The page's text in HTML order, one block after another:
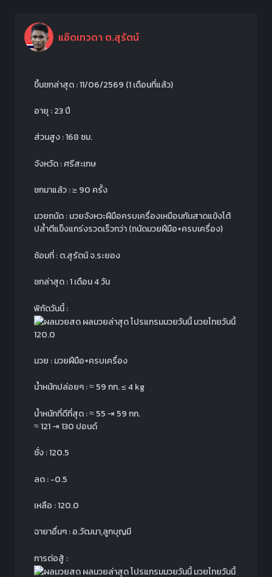
แอ๊ดเทวดา ต.สุรัตน์
ขึ้นชกล่าสุด : 11/06/2569 (1 เดือนที่แล้ว)
อายุ : 23 ปี
ส่วนสูง : 168 ซม.
จังหวัด : ศรีสะเกษ
ชกมาแล้ว : ≥ 90 ครั้ง
มวยถนัด : มวยจังหวะฝีมือครบเครื่องเหมือนกันสาดแข้งโต้
ปล้ำตีแข็งแกร่งรวดเร็วกว่า (ถนัดมวยฝีมือ+ครบเครื่อง)
ซ้อมที่ : ต.สุรัตน์ จ.ระยอง
ชกล่าสุด : 1 เดือน 4 วัน
พิกัดวันนี้ :
120.0
มวย : มวยฝีมือ+ครบเครื่อง
น้ำหนักปล่อยๆ :≈59 กก.≤ 4 kg
น้ำหนักที่ดีที่สุด :≈55 ⇥ 59 กก.
≈121 ⇥ 130 ปอนด์
ชั่ง : 120.5
ลด : -0.5
เหลือ : 120.0
ฉายาอื่นๆ : อ.วัฒนา,ลูกบุญมี
การต่อสู้ :